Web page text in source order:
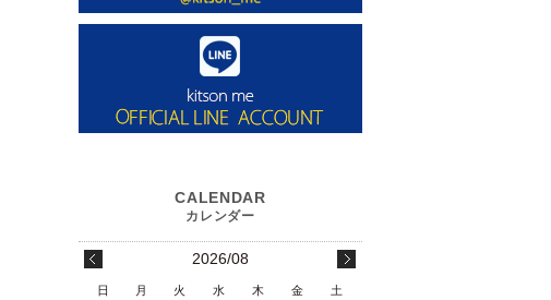
2026/08
日 月 火 水 木 金
土